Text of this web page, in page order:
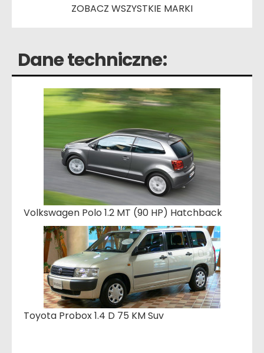
ZOBACZ WSZYSTKIE MARKI
Dane techniczne:
Volkswagen Polo 1.2 MT (90 HP) Hatchback
Toyota Probox 1.4 D 75 KM Suv